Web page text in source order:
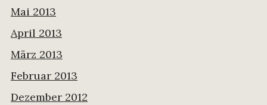
Mai 2013
April 2013
März 2013
Februar 2013
Dezember 2012